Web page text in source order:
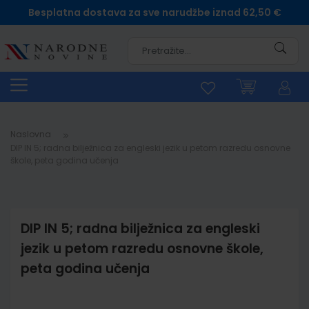
Besplatna dostava za sve narudžbe iznad 62,50 €
Naslovna
DIP IN 5; radna bilježnica za engleski
jezik u petom razredu osnovne škole,
peta godina učenja